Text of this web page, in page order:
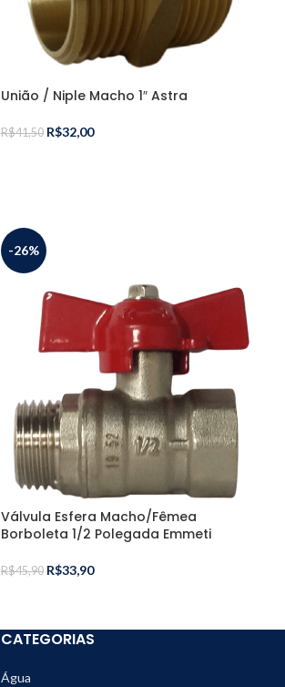
União / Niple Macho 1″ Astra
R$41,50 R$32,00
-26%
Válvula Esfera Macho/Fêmea
Borboleta 1/2 Polegada Emmeti
R$45,90 R$33,90
CATEGORIAS
Água